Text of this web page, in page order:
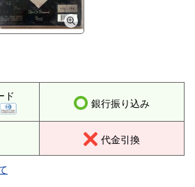
ド
銀行振り込み
代金引換